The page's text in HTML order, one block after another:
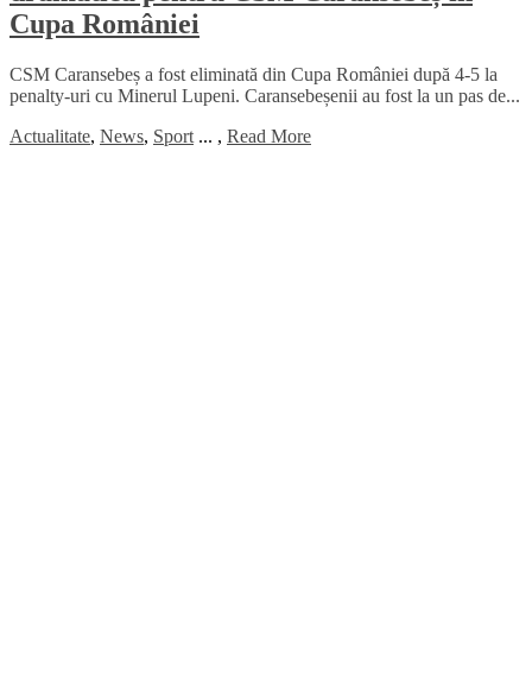
Cupa României
CSM Caransebeș a fost eliminată din Cupa României după 4-5 la
penalty-uri cu Minerul Lupeni. Caransebeșenii au fost la un pas de...
Actualitate, News, Sport ... , Read More